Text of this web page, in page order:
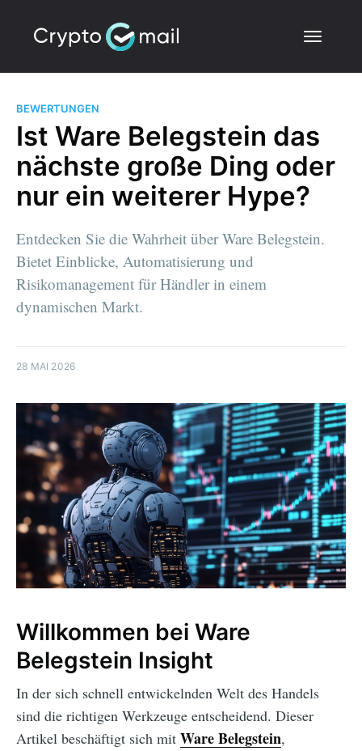
BEWERTUNGEN
Ist Ware Belegstein das
nächste große Ding oder
nur ein weiterer Hype?
Entdecken Sie die Wahrheit über Ware Belegstein.
Bietet Einblicke, Automatisierung und
Risikomanagement für Händler in einem
dynamischen Markt.
28 MAI 2026
Willkommen bei Ware
Belegstein Insight
In der sich schnell entwickelnden Welt des Handels
sind die richtigen Werkzeuge entscheidend. Dieser
Artikel beschäftigt sich mit Ware Belegstein,